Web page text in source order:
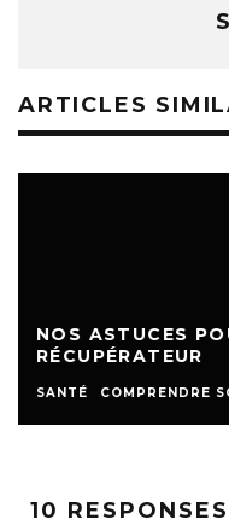
ARTICLES
NOS ASTUCES
RÉCUPÉRATEUR
SANTÉ COMPRENDRE
10 RESPONSES